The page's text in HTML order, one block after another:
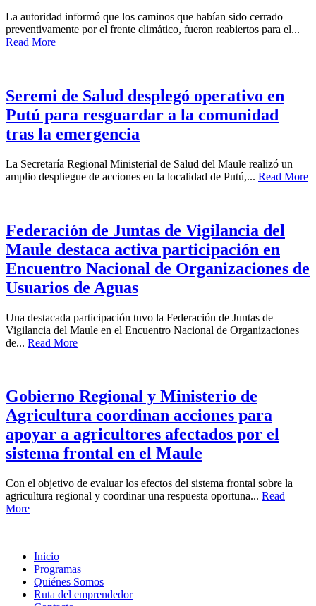
La autoridad informó que los caminos que habían sido cerrado
preventivamente por el frente climático, fueron reabiertos para el...
Read More
Seremi de Salud desplegó operativo en
Putú para resguardar a la comunidad
tras la emergencia
La Secretaría Regional Ministerial de Salud del Maule realizó un
amplio despliegue de acciones en la localidad de Putú,... Read More
Federación de Juntas de Vigilancia del
Maule destaca activa participación en
Encuentro Nacional de Organizaciones de
Usuarios de Aguas
Una destacada participación tuvo la Federación de Juntas de
Vigilancia del Maule en el Encuentro Nacional de Organizaciones
de... Read More
Gobierno Regional y Ministerio de
Agricultura coordinan acciones para
apoyar a agricultores afectados por el
sistema frontal en el Maule
Con el objetivo de evaluar los efectos del sistema frontal sobre la
agricultura regional y coordinar una respuesta oportuna... Read
More
Inicio
Programas
Quiénes Somos
Ruta del emprendedor